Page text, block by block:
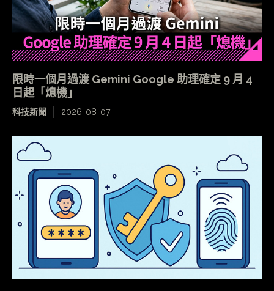
限時一個月過渡 Gemini Google 助理確定 9 月 4
日起「熄機」
科技新聞 2026-08-07